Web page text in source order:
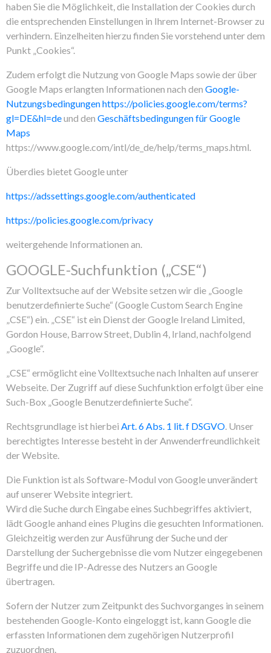
haben Sie die Möglichkeit, die Installation der Cookies durch
die entsprechenden Einstellungen in Ihrem Internet-Browser zu
verhindern. Einzelheiten hierzu finden Sie vorstehend unter dem
Punkt „Cookies“.
Zudem erfolgt die Nutzung von Google Maps sowie der über
Google Maps erlangten Informationen nach den Google-
Nutzungsbedingungenhttps://policies.google.com/terms?
gl=DE&hl=deund den Geschäftsbedingungen für Google
Maps
https://www.google.com/intl/de_de/help/terms_maps.html.
Überdies bietet Google unter
https://adssettings.google.com/authenticated
https://policies.google.com/privacy
weitergehende Informationen an.
GOOGLE-Suchfunktion („CSE“)
Zur Volltextsuche auf der Website setzen wir die „Google
benutzerdefinierte Suche“ (Google Custom Search Engine
„CSE“) ein. „CSE“ ist ein Dienst der Google Ireland Limited,
Gordon House, Barrow Street, Dublin 4, Irland, nachfolgend
„Google“.
„CSE“ ermöglicht eine Volltextsuche nach Inhalten auf unserer
Webseite. Der Zugriff auf diese Suchfunktion erfolgt über eine
Such-Box „Google Benutzerdefinierte Suche“.
Rechtsgrundlage ist hierbei Art. 6 Abs. 1 lit. f DSGVO. Unser
berechtigtes Interesse besteht in der Anwenderfreundlichkeit
der Website.
Die Funktion ist als Software-Modul von Google unverändert
auf unserer Website integriert.
Wird die Suche durch Eingabe eines Suchbegriffes aktiviert,
lädt Google anhand eines Plugins die gesuchten Informationen.
Gleichzeitig werden zur Ausführung der Suche und der
Darstellung der Suchergebnisse die vom Nutzer eingegebenen
Begriffe und die IP-Adresse des Nutzers an Google
übertragen.
Sofern der Nutzer zum Zeitpunkt des Suchvorganges in seinem
bestehenden Google-Konto eingeloggt ist, kann Google die
erfassten Informationen dem zugehörigen Nutzerprofil
zuzuordnen.